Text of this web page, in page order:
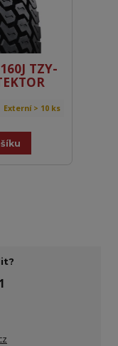
TZY-
Externí > 10 ks